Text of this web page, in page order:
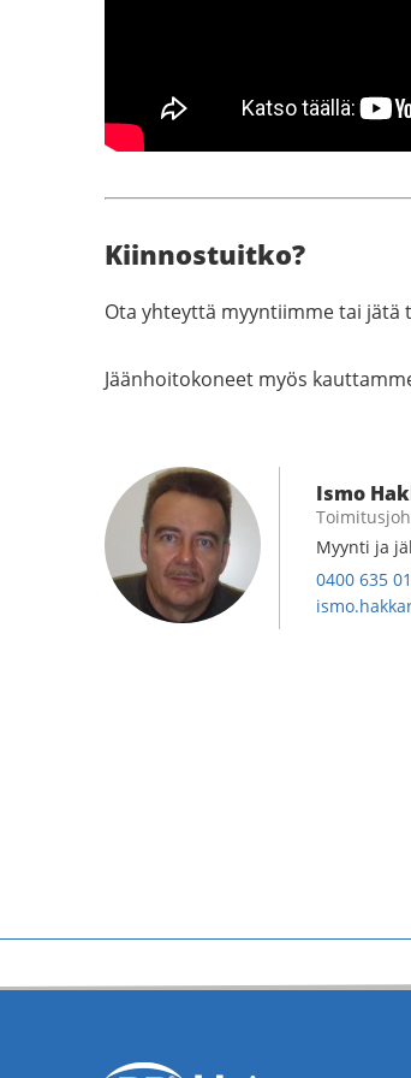
Kiinnostuitko?
Ota yhteyttä myyntiimme tai jätä
Jäänhoitokoneet myös
Ismo
Myynti ja
0400 635